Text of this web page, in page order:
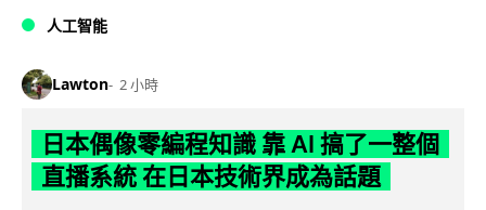
人工智能
Lawton 2 小時
日本偶像零編程知識 靠 AI 搞了一整個
直播系統 在日本技術界成為話題